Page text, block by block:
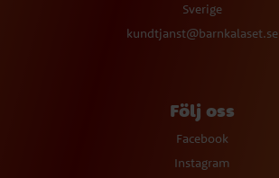
Sverige
kundtjanst@barnkalaset.se
Följ oss
Facebook
Instagram